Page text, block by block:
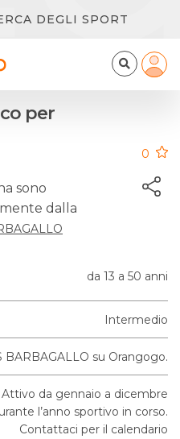
DEGLI SPORT
per
sono
dalla
0
da 13 a 50 anni
Intermedio
BARBAGALLO su Orangogo.
Attivo da gennaio a dicembre
l’anno sportivo in corso.
Contattaci per il calendario